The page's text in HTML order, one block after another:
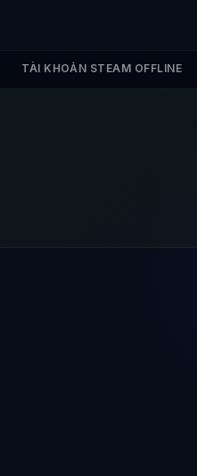
TÀI KHOẢN STEAM OFFLINE